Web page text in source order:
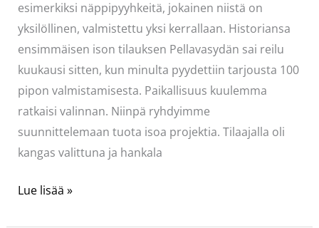
esimerkiksi näppipyyhkeitä, jokainen niistä on
yksilöllinen, valmistettu yksi kerrallaan. Historiansa
ensimmäisen ison tilauksen Pellavasydän sai reilu
kuukausi sitten, kun minulta pyydettiin tarjousta 100
pipon valmistamisesta. Paikallisuus kuulemma
ratkaisi valinnan. Niinpä ryhdyimme
suunnittelemaan tuota isoa projektia. Tilaajalla oli
kangas valittuna ja hankala
Lähes
Lue lisää »